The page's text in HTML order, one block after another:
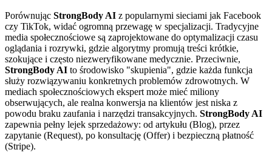
Porównując StrongBody AI z popularnymi sieciami jak Facebook
czy TikTok, widać ogromną przewagę w specjalizacji. Tradycyjne
media społecznościowe są zaprojektowane do optymalizacji czasu
oglądania i rozrywki, gdzie algorytmy promują treści krótkie,
szokujące i często niezweryfikowane medycznie. Przeciwnie,
StrongBody AI to środowisko "skupienia", gdzie każda funkcja
służy rozwiązywaniu konkretnych problemów zdrowotnych. W
mediach społecznościowych ekspert może mieć miliony
obserwujących, ale realna konwersja na klientów jest niska z
powodu braku zaufania i narzędzi transakcyjnych. StrongBody AI
zapewnia pełny lejek sprzedażowy: od artykułu (Blog), przez
zapytanie (Request), po konsultację (Offer) i bezpieczną płatność
(Stripe).